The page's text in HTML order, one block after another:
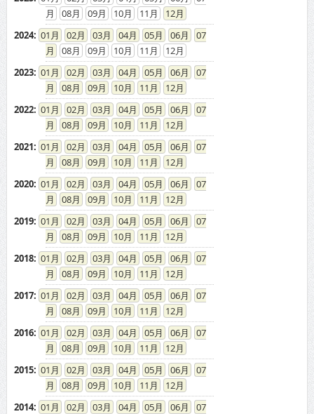
08
09 10 11
12
2024: 01 02 03 04 05 06
07
08
09 10 11
12
2023: 01 02 03 04 05 06
07
08
09 10 11
12
2022: 01 02 03 04 05 06
07
08
09 10 11
12
2021: 01 02 03 04 05 06
07
08
09 10 11
12
2020: 01 02 03 04 05 06
07
08
09 10 11
12
2019: 01 02 03 04 05 06
07
08
09 10 11
12
2018: 01 02 03 04 05 06
07
08
09 10 11
12
2017: 01 02 03 04 05 06
07
08
09 10 11
12
2016: 01 02 03 04 05 06
07
08
09 10 11
12
2015: 01 02 03 04 05 06
07
08
09 10 11
12
2014: 01 02 03 04 05 06
07